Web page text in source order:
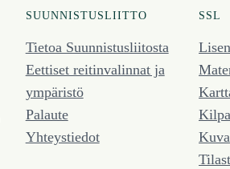
SUUNNISTUSLIITTO
Tietoa Suunnistusliitosta
Eettiset reitinvalinnat ja
ympäristö
Palaute
Yhteystiedot
SSL